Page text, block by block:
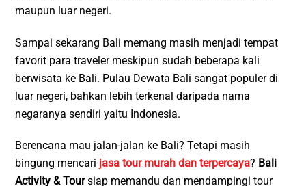
maupun luar negeri.
Sampai sekarang Bali memang masih menjadi tempat
favorit para traveler meskipun sudah beberapa kali
berwisata ke Bali. Pulau Dewata Bali sangat populer di
luar negeri, bahkan lebih terkenal daripada nama
negaranya sendiri yaitu Indonesia.
Berencana mau jalan-jalan ke Bali? Tetapi masih
bingung mencari jasa tour murah dan terpercaya? Bali
Activity & Toursiap memandu dan mendampingi tour